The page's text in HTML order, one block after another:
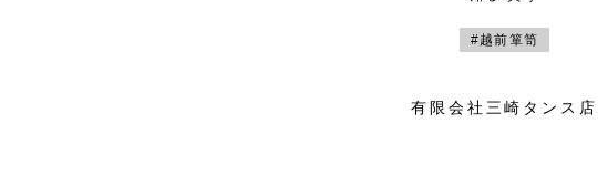
#越前箪笥
有限会社三崎タンス店